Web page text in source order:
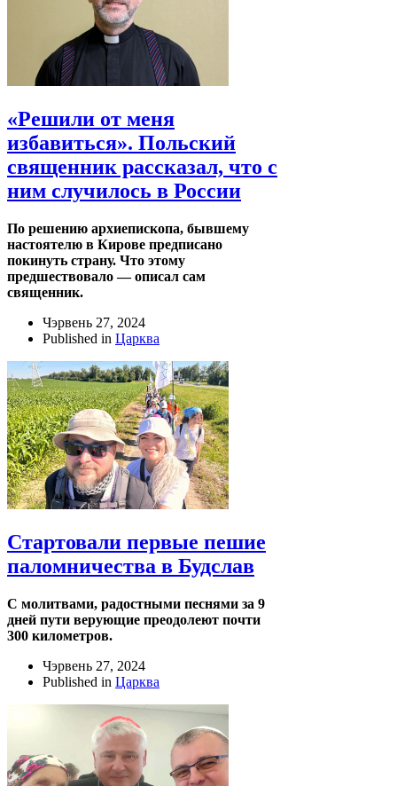
«Решили от меня
избавиться». Польский
священник рассказал, что с
ним случилось в России
По решению архиепископа, бывшему
настоятелю в Кирове предписано
покинуть страну. Что этому
предшествовало — описал сам
священник.
Чэрвень 27, 2024
Published in Царква
Стартовали первые пешие
паломничества в Будслав
С молитвами, радостными песнями за 9
дней пути верующие преодолеют почти
300 километров.
Чэрвень 27, 2024
Published in Царква